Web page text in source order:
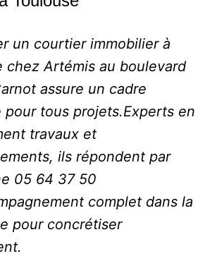
un courtier immobilier à
chez Artémis au boulevard
assure un cadre
pour tous projets.Experts en
travaux et
ils répondent par
05 64 37 50
complet dans la
pour concrétiser